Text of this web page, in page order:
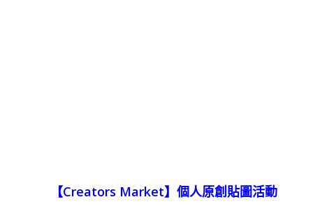
【Creators Market】個人原創貼圖活動